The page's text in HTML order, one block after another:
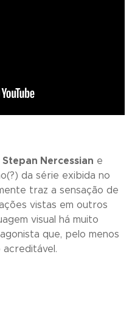
Stepan Nercessian e
da série exibida no
traz a sensação de
vistas em outros
visual há muito
que, pelo menos
acreditável.